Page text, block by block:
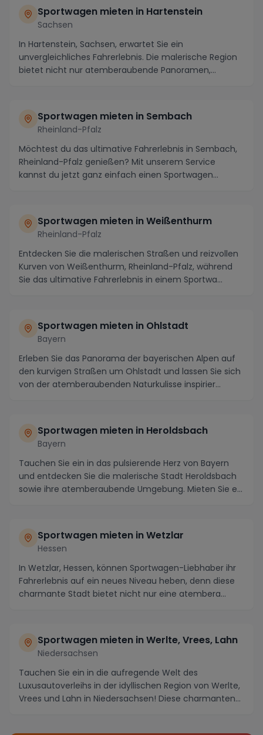
Sportwagen mieten in Hartenstein
Sachsen
In Hartenstein, Sachsen, erwartet Sie ein
unvergleichliches Fahrerlebnis. Die malerische Region
bietet nicht nur atemberaubende Panoramen,
Sportwagen mieten in Sembach
Rheinland-Pfalz
Möchtest du das ultimative Fahrerlebnis in Sembach,
Rheinland-Pfalz genießen? Mit unserem Service
kannst du jetzt ganz einfach einen Sportwagen
Sportwagen mieten in Weißenthurm
Rheinland-Pfalz
Entdecken Sie die malerischen Straßen und reizvollen
Kurven von Weißenthurm, Rheinland-Pfalz, während
Sie das ultimative Fahrerlebnis in einem Sportwa...
Sportwagen mieten in Ohlstadt
Bayern
Erleben Sie das Panorama der bayerischen Alpen auf
den kurvigen Straßen um Ohlstadt und lassen Sie sich
von der atemberaubenden Naturkulisse inspirier...
Sportwagen mieten in Heroldsbach
Bayern
Tauchen Sie ein in das pulsierende Herz von Bayern
und entdecken Sie die malerische Stadt Heroldsbach
sowie ihre atemberaubende Umgebung. Mieten Sie e...
Sportwagen mieten in Wetzlar
Hessen
In Wetzlar, Hessen, können Sportwagen-Liebhaber ihr
Fahrerlebnis auf ein neues Niveau heben, denn diese
charmante Stadt bietet nicht nur eine atembera...
Sportwagen mieten in Werlte, Vrees, Lahn
Niedersachsen
Tauchen Sie ein in die aufregende Welt des
Luxusautoverleihs in der idyllischen Region von Werlte,
Vrees und Lahn in Niedersachsen! Diese charmanten